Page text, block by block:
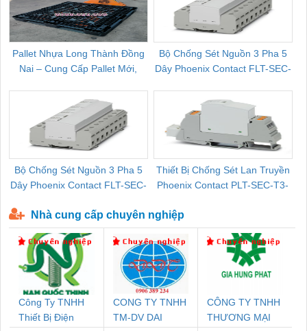
Pallet Nhựa Long Thành Đồng
Nai – Cung Cấp Pallet Mới,
Bộ Chống Sét Nguồn 3 Pha 5
Dây Phoenix Contact FLT-SEC-
Bộ Chống Sét Nguồn 3 Pha 5
Dây Phoenix Contact FLT-SEC-
Thiết Bị Chống Sét Lan Truyền
Phoenix Contact PLT-SEC-T3-
Nhà cung cấp chuyên nghiệp
Công Ty TNHH
Thiết Bị Điện
CONG TY TNHH
TM-DV DAI
CÔNG TY TNHH
THƯƠNG MẠI